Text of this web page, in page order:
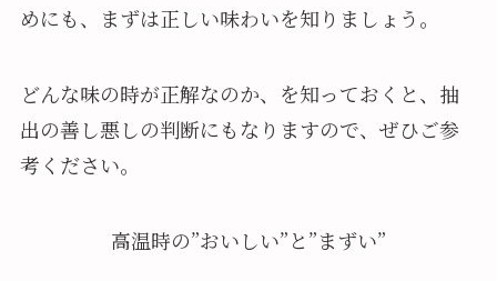
めにも、まずは正しい味わいを知りましょう。
どんな味の時が正解なのか、を知っておくと、抽
出の善し悪しの判断にもなりますので、ぜひご参
考ください。
高温時の”おいしい”と”まずい”